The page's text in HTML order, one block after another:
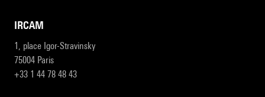
IRCAM
1, place Igor-Stravinsky
75004 Paris
+33 1 44 78 48 43